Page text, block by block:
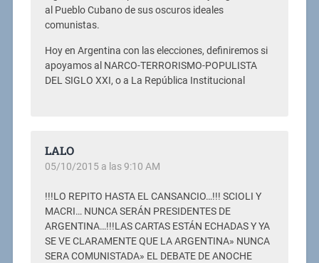
al Pueblo Cubano de sus oscuros ideales
comunistas.
Hoy en Argentina con las elecciones, definiremos si
apoyamos al NARCO-TERRORISMO-POPULISTA
DEL SIGLO XXI, o a La República Institucional
LALO
05/10/2015 a las 9:10 AM
!!!LO REPITO HASTA EL CANSANCIO…!!! SCIOLI Y
MACRI… NUNCA SERÁN PRESIDENTES DE
ARGENTINA…!!!LAS CARTAS ESTÁN ECHADAS Y YA
SE VE CLARAMENTE QUE LA ARGENTINA» NUNCA
SERA COMUNISTADA» EL DEBATE DE ANOCHE